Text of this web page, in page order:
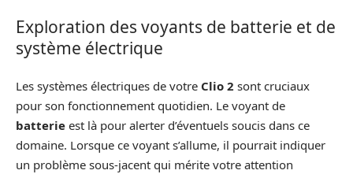
Exploration des voyants de batterie et de
système électrique
Les systèmes électriques de votre Clio 2 sont cruciaux
pour son fonctionnement quotidien. Le voyant de
batterie est là pour alerter d’éventuels soucis dans ce
domaine. Lorsque ce voyant s’allume, il pourrait indiquer
un problème sous-jacent qui mérite votre attention